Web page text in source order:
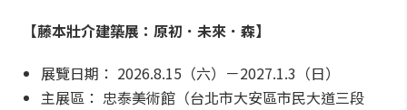
【藤本壯介建築展：原初．未來．森】
展覽日期： 2026.8.15（六）－2027.1.3（日）
主展區： 忠泰美術館（台北市大安區市民大道三段